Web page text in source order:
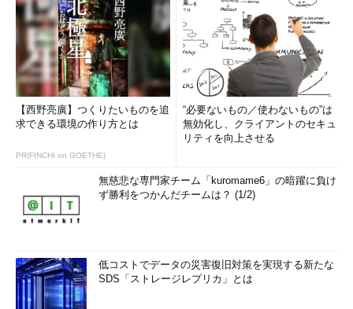
【西野亮廣】つくりたいものを追
求できる環境の作り方とは
PR(FINCHI on GOETHE)
“必要ないもの／使わないもの”は
無効化し、クライアントのセキュ
リティを向上させる
無慈悲な専門家チーム「kuromame6」の暗躍に負け
ず勝利をつかんだチームは？ (1/2)
低コストでデータの災害復旧対策を実現する新たな
SDS「ストレージレプリカ」とは